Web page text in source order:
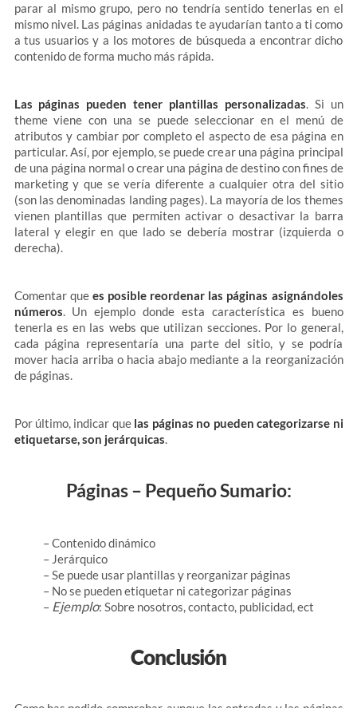
parar al mismo grupo, pero no tendría sentido tenerlas en el
mismo nivel. Las páginas anidadas te ayudarían tanto a ti como
a tus usuarios y a los motores de búsqueda a encontrar dicho
contenido de forma mucho más rápida.
Las páginas pueden tener plantillas personalizadas. Si un
theme viene con una se puede seleccionar en el menú de
atributos y cambiar por completo el aspecto de esa página en
particular. Así, por ejemplo, se puede crear una página principal
de una página normal o crear una página de destino con fines de
marketing y que se vería diferente a cualquier otra del sitio
(son las denominadas landing pages). La mayoría de los themes
vienen plantillas que permiten activar o desactivar la barra
lateral y elegir en que lado se debería mostrar (izquierda o
derecha).
Comentar que es posible reordenar las páginas asignándoles
números. Un ejemplo donde esta característica es bueno
tenerla es en las webs que utilizan secciones. Por lo general,
cada página representaría una parte del sitio, y se podría
mover hacia arriba o hacia abajo mediante a la reorganización
de páginas.
Por último, indicar quelas páginas no pueden categorizarse ni
etiquetarse, son jerárquicas.
Páginas – Pequeño Sumario:
– Contenido dinámico
– Jerárquico
– Se puede usar plantillas y reorganizar páginas
– No se pueden etiquetar ni categorizar páginas
– Ejemplo: Sobre nosotros, contacto, publicidad, ect
Conclusión